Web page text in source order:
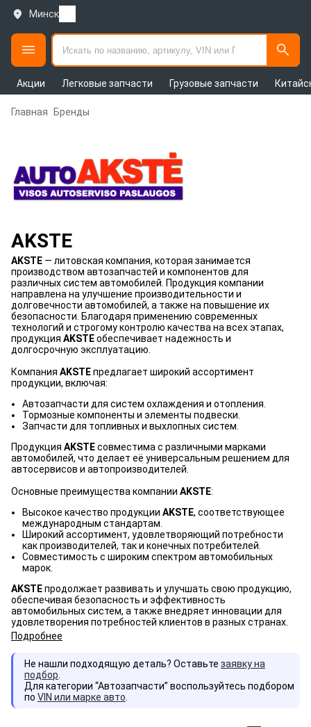
Минск
Акции Легковые запчасти Грузовые запчасти
Главная Бренды
AKSTE
AKSTE — литовская компания, которая занимается
производством автозапчастей и компонентов для
различных систем автомобилей. Продукция компании
направлена на улучшение производительности и
долговечности автомобилей, а также на повышение их
безопасности. Благодаря применению современных
технологий и строгому контролю качества на всех этапах,
продукция AKSTEобеспечивает надежность и
долгосрочную эксплуатацию.
Компания AKSTEпредлагает широкий ассортимент
продукции, включая:
Автозапчасти для систем охлаждения и отопления.
Тормозные компоненты и элементы подвески.
Запчасти для топливных и выхлопных систем.
Продукция AKSTEсовместима с различными марками
автомобилей, что делает её универсальным решением для
автосервисов и автопроизводителей.
Основные преимущества компании AKSTE:
Высокое качество продукции AKSTE, соответствующее
международным стандартам.
Широкий ассортимент, удовлетворяющий потребности
как производителей, так и конечных потребителей.
Совместимость с широким спектром автомобильных
марок.
AKSTEпродолжает развивать и улучшать свою продукцию,
обеспечивая безопасность и эффективность
автомобильных систем, а также внедряет инновации для
удовлетворения потребностей клиентов в разных странах.
Подробнее
Не нашли подходящую деталь? Оставьте заявку на
подбор
Для категории “Автозапчасти” воспользуйтесь подбором
по VIN или марке авто